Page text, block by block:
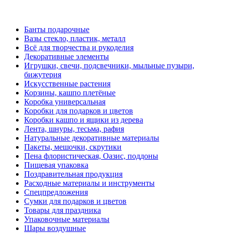
Банты подарочные
Вазы стекло, пластик, металл
Всё для творчества и рукоделия
Декоративные элементы
Игрушки, свечи, подсвечники, мыльные пузыри,
бижутерия
Искусственные растения
Корзины, кашпо плетёные
Коробка универсальная
Коробки для подарков и цветов
Коробки кашпо и ящики из дерева
Лента, шнуры, тесьма, рафия
Натуральные декоративные материалы
Пакеты, мешочки, скрутики
Пена флористическая, Оазис, поддоны
Пищевая упаковка
Поздравительная продукция
Расходные материалы и инструменты
Спецпредложения
Сумки для подарков и цветов
Товары для праздника
Упаковочные материалы
Шары воздушные